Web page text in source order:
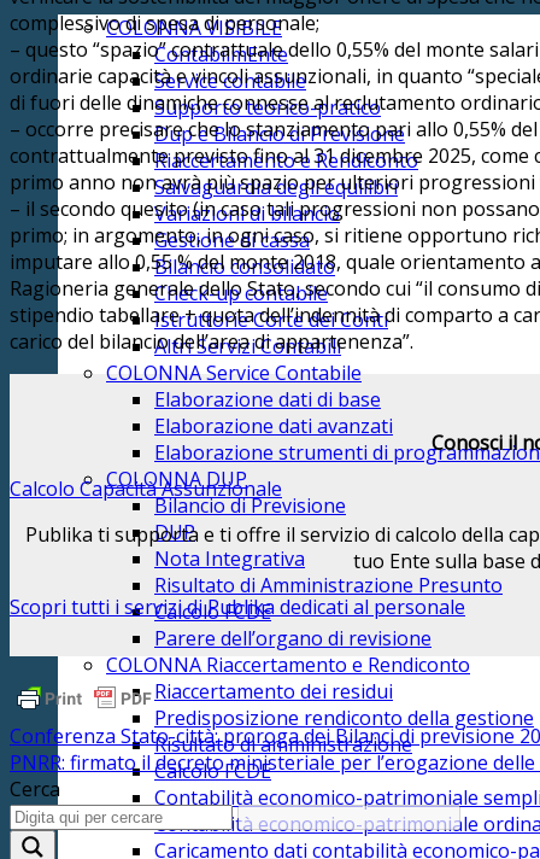
COLONNA VISIBILE
ContabilmEnte
Service contabile
Supporto teorico-pratico
Dup e Bilancio di Previsione
Riaccertamento e Rendiconto
Salvaguardia degli equilibri
Variazioni di bilancio
Gestione di cassa
Bilancio consolidato
Check-up contabile
Istruttorie Corte dei Conti
Altri Servizi Contabili
COLONNA Service Contabile
Elaborazione dati di base
Elaborazione dati avanzati
Elaborazione strumenti di
COLONNA DUP
Bilancio di Previsione
DUP
Nota Integrativa
Risultato di Amministrazione Presunto
Calcolo FCDE
Parere dell’organo di revisione
COLONNA Riaccertamento e Rendiconto
Riaccertamento dei residui
Predisposizione rendiconto della gestione
Risultato di amministrazione
Calcolo FCDE
Contabilità economico-patrimoniale
Contabilità economico-patrimoniale
Caricamento dati contabilità economico-
complessivo di spesa di personale;
– questo “spazio” contrattuale dello 0,55% del monte
ordinarie capacità e vincoli assunzionali, in quanto
di fuori delle dinamiche connesse al reclutamento
– occorre precisare che lo stanziamento pari allo 0,55%
contrattualmente previsto fino al 31 dicembre 2025, come
primo anno non avrà più spazio per ulteriori progressioni
– il secondo quesito (in caso tali progressioni non
primo; in argomento, in ogni caso, si ritiene opportuno
imputare allo 0,55 % del monte 2018, quale
Ragioneria generale dello Stato, secondo cui “il
stipendio tabellare + quota dell’indennità di comparto a
carico del bilancio dell’area di appartenenza”.
Conosci il
Calcolo Capacità Assunzionale
Publika ti supporta e ti offre il servizio di calcolo della
tuo Ente sulla base
Scopri tutti i servizi di Publika dedicati al personale
Conferenza Stato-città: proroga dei Bilanci di previsione
PNRR: firmato il decreto ministeriale per l’erogazione
Cerca